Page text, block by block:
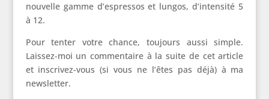
nouvelle gamme d’espressos et lungos, d’intensité 5
à 12.
Pour tenter votre chance, toujours aussi simple.
Laissez-moi un commentaire à la suite de cet article
et inscrivez-vous (si vous ne l’êtes pas déjà) à ma
newsletter.